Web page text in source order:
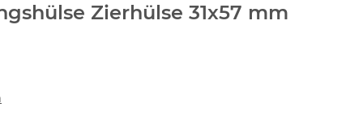
Zierhülse 31x57 mm